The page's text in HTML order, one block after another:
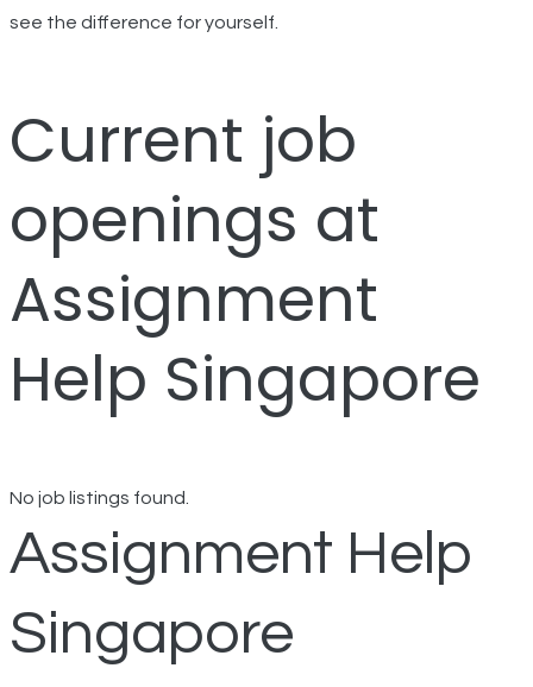
see the difference for yourself.
Current job
openings at
Assignment
Help Singapore
No job listings found.
Assignment Help
Singapore